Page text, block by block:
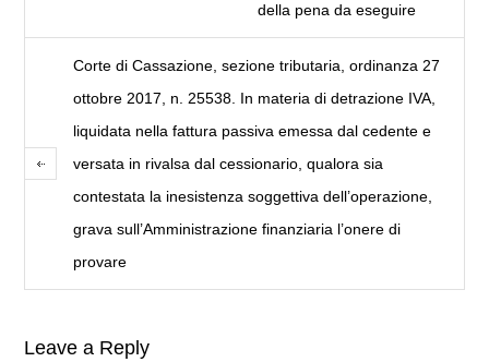
della pena da eseguire
Corte di Cassazione, sezione tributaria, ordinanza 27
ottobre 2017, n. 25538. In materia di detrazione IVA,
liquidata nella fattura passiva emessa dal cedente e
versata in rivalsa dal cessionario, qualora sia
contestata la inesistenza soggettiva dell’operazione,
grava sull’Amministrazione finanziaria l’onere di
provare
Leave a Reply